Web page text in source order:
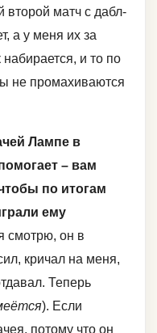
матч с дабл-
а у меня их за
и то по
не промахиваются
Лампе в
– вам
по итогам
ему
смотрю, он в
кричал на меня,
Теперь
). Если
потому что он